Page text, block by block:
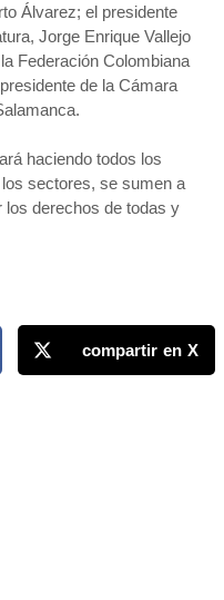
Álvarez; el presidente
Jorge Enrique Vallejo
Federación Colombiana
de la Cámara
haciendo todos los
sectores, se sumen a
los derechos de todas y
compartir en X